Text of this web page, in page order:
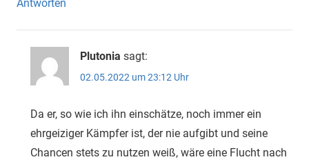
Antworten
Plutonia sagt:
02.05.2022 um 23:12 Uhr
Da er, so wie ich ihn einschätze, noch immer ein
ehrgeiziger Kämpfer ist, der nie aufgibt und seine
Chancen stets zu nutzen weiß, wäre eine Flucht nach